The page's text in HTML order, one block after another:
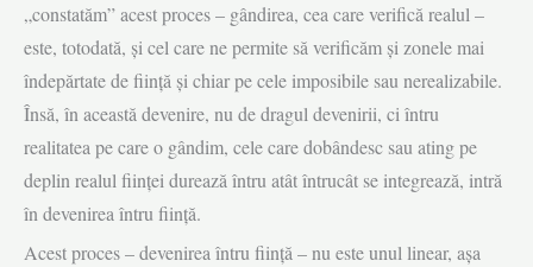
„constatăm” acest proces – gândirea, cea care verifică realul –
este, totodată, şi cel care ne permite să verificăm şi zonele mai
îndepărtate de fiinţă şi chiar pe cele imposibile sau nerealizabile.
Însă, în această devenire, nu de dragul devenirii, ci întru
realitatea pe care o gândim, cele care dobândesc sau ating pe
deplin realul fiinţei durează întru atât întrucât se integrează, intră
în devenirea întru fiinţă.
Acest proces – devenirea întru fiinţă – nu este unul linear, aşa